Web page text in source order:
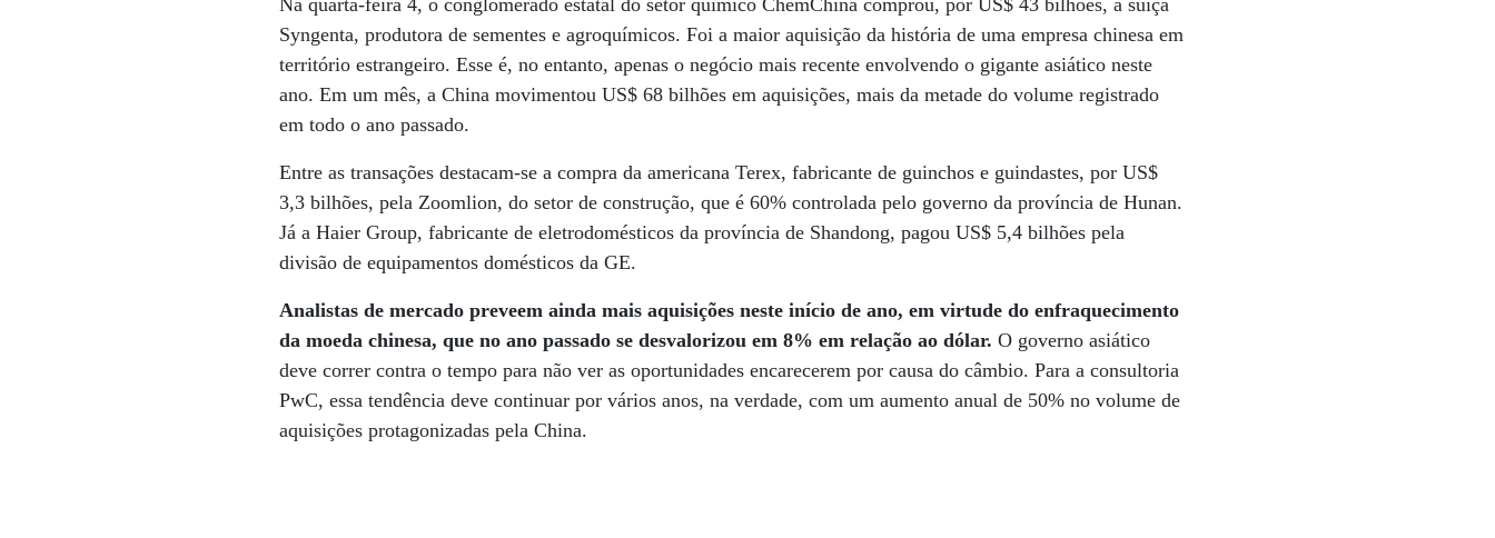
Na quarta-feira 4, o conglomerado estatal do setor químico ChemChina comprou, por US$ 43 bilhões, a suíça
Syngenta, produtora de sementes e agroquímicos. Foi a maior aquisição da história de uma empresa chinesa em
território estrangeiro. Esse é, no entanto, apenas o negócio mais recente envolvendo o gigante asiático neste
ano. Em um mês, a China movimentou US$ 68 bilhões em aquisições, mais da metade do volume registrado
em todo o ano passado.
Entre as transações destacam-se a compra da americana Terex, fabricante de guinchos e guindastes, por US$
3,3 bilhões, pela Zoomlion, do setor de construção, que é 60% controlada pelo governo da província de Hunan.
Já a Haier Group, fabricante de eletrodomésticos da província de Shandong, pagou US$ 5,4 bilhões pela
divisão de equipamentos domésticos da GE.
Analistas de mercado preveem ainda mais aquisições neste início de ano, em virtude do enfraquecimento
da moeda chinesa, que no ano passado se desvalorizou em 8% em relação ao dólar.O governo asiático
deve correr contra o tempo para não ver as oportunidades encarecerem por causa do câmbio. Para a consultoria
PwC, essa tendência deve continuar por vários anos, na verdade, com um aumento anual de 50% no volume de
aquisições protagonizadas pela China.